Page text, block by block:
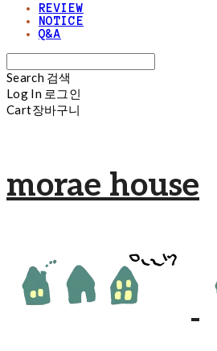
REVIEW
NOTICE
Q&A
Search 검색
Log In 로그인
Cart장바구니
morae house